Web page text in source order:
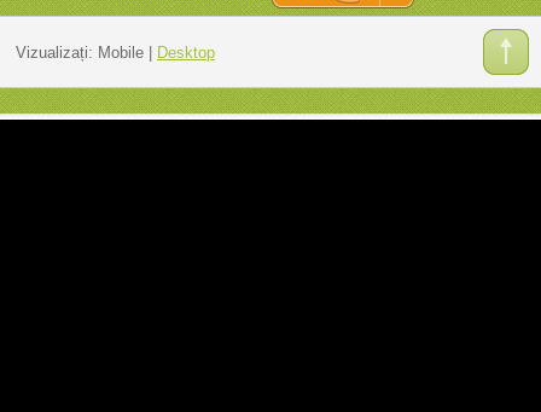
Vizualizați: Mobile| Desktop